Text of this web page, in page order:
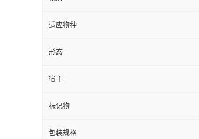
适应物种
形态
宿主
标记物
包装规格